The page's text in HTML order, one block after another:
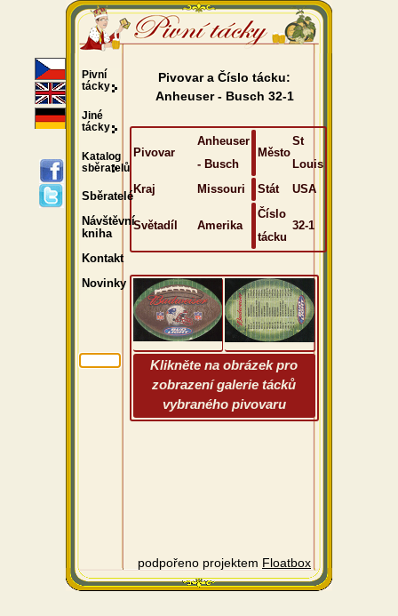
Pivovar a Číslo tácku:
Anheuser - Busch 32-1
Pivovar
Anheuser
- Busch
Město
St
Louis
Kraj
Missouri Stát USA
Světadíl Amerika
Číslo
tácku
32-1
Klikněte na obrázek pro
zobrazení galerie tácků
vybraného pivovaru
podpořeno projektem Floatbox
Pivní
tácky
Jiné
tácky
Katalog
sběratelů
Sběratelé
Návštěvní
kniha
Kontakt
Novinky